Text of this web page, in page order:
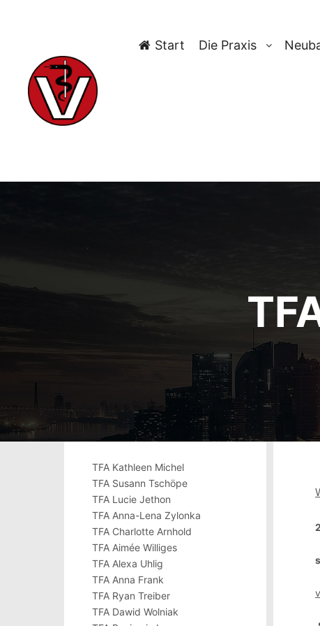
Start Die Praxis
TFA Kathleen Michel
TFA Susann Tschöpe
TFA Lucie Jethon
TFA Anna-Lena Zylonka
TFA Charlotte Arnhold
TFA Aimée Williges
TFA Alexa Uhlig
TFA Anna Frank
TFA Ryan Treiber
TFA Dawid Wolniak